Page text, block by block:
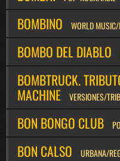
BOMBINO WORLD
BOMBO DEL DIABLO
BOMBTRUCK.
MACHINE VERSIONES/
BON BONGO CLUB
BON CALSO URBANA/